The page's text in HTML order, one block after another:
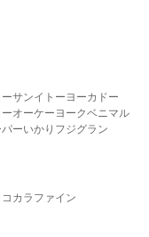
サンイトーヨーカドー
オーケー ヨークベニマル
ーいかり フジグラン
コカラファイン